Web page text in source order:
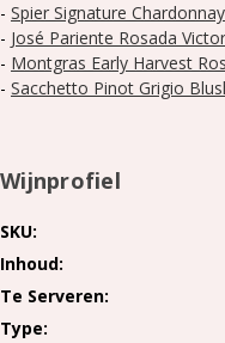
- Spier Signature
- José Pariente Rosada
- Montgras Early Harvest
- Sacchetto Pinot Grigio
Wijnprofiel
SKU
Inhoud
Te Serveren
Type